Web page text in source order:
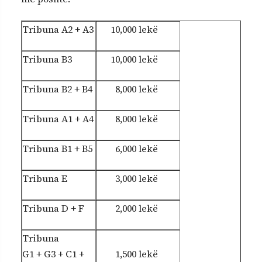
Tribuna A2 + A3 10,000 lekë
Tribuna B3 10,000 lekë
Tribuna B2 + B4 8,000 lekë
Tribuna A1 + A4 8,000 lekë
Tribuna B1 + B5 6,000 lekë
Tribuna E 3,000 lekë
Tribuna D + F 2,000 lekë
Tribuna
G1 + G3 + C1 +
1,500 lekë